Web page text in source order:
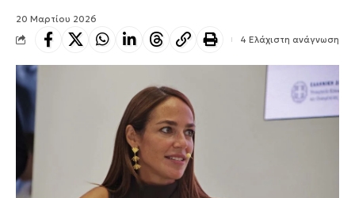
20 Μαρτίου 2026
4 Ελάχιστη ανάγνωση